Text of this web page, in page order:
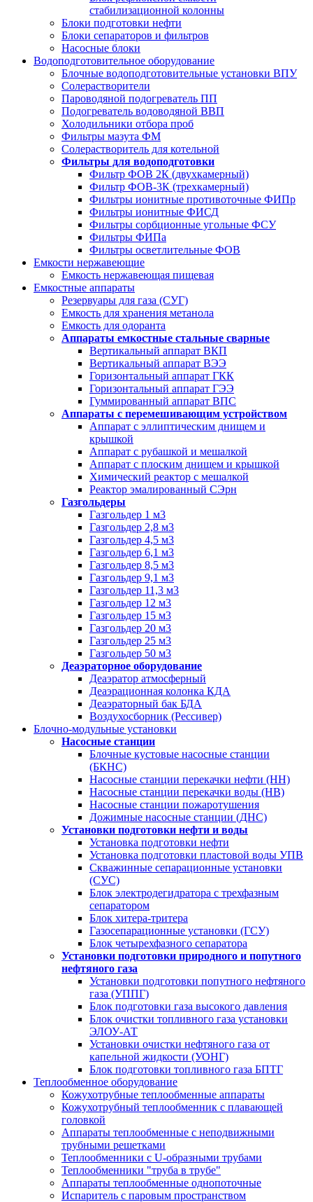
стабилизационной колонны
Блоки подготовки нефти
Блоки сепараторов и фильтров
Насосные блоки
Водоподготовительное оборудование
Блочные водоподготовительные установки ВПУ
Солерастворители
Пароводяной подогреватель ПП
Подогреватель водоводяной ВВП
Холодильники отбора проб
Фильтры мазута ФМ
Солерастворитель для котельной
Фильтры для водоподготовки
Фильтр ФОВ 2К (двухкамерный)
Фильтр ФОВ-3К (трехкамерный)
Фильтры ионитные противоточные ФИПр
Фильтры ионитные ФИСД
Фильтры сорбционные угольные ФСУ
Фильтры ФИПа
Фильтры осветлительные ФОВ
Емкости нержавеющие
Емкость нержавеющая пищевая
Емкостные аппараты
Резервуары для газа (СУГ)
Емкость для хранения метанола
Емкость для одоранта
Аппараты емкостные стальные сварные
Вертикальный аппарат ВКП
Вертикальный аппарат ВЭЭ
Горизонтальный аппарат ГКК
Горизонтальный аппарат ГЭЭ
Гуммированный аппарат ВПС
Аппараты с перемешивающим устройством
Аппарат с эллиптическим днищем и
крышкой
Аппарат с рубашкой и мешалкой
Аппарат с плоским днищем и крышкой
Химический реактор с мешалкой
Реактор эмалированный СЭрн
Газгольдеры
Газгольдер 1 м3
Газгольдер 2,8 м3
Газгольдер 4,5 м3
Газгольдер 6,1 м3
Газгольдер 8,5 м3
Газгольдер 9,1 м3
Газгольдер 11,3 м3
Газгольдер 12 м3
Газгольдер 15 м3
Газгольдер 20 м3
Газгольдер 25 м3
Газгольдер 50 м3
Деаэраторное оборудование
Деаэратор атмосферный
Деаэрационная колонка КДА
Деаэраторный бак БДА
Воздухосборник (Рессивер)
Блочно-модульные установки
Насосные станции
Блочные кустовые насосные станции
(БКНС)
Насосные станции перекачки нефти (НН)
Насосные станции перекачки воды (НВ)
Насосные станции пожаротушения
Дожимные насосные станции (ДНС)
Установки подготовки нефти и воды
Установка подготовки нефти
Установка подготовки пластовой воды УПВ
Скважинные сепарационные установки
(СУС)
Блок электродегидратора с трехфазным
сепаратором
Блок хитера-тритера
Газосепарационные установки (ГСУ)
Блок четырехфазного сепаратора
Установки подготовки природного и попутного
нефтяного газа
Установки подготовки попутного нефтяного
газа (УППГ)
Блок подготовки газа высокого давления
Блок очистки топливного газа установки
ЭЛОУ-АТ
Установки очистки нефтяного газа от
капельной жидкости (УОНГ)
Блок подготовки топливного газа БПТГ
Теплообменное оборудование
Кожухотрубные теплообменные аппараты
Кожухотрубный теплообменник с плавающей
головкой
Аппараты теплообменные с неподвижными
трубными решетками
Теплообменники с U-образными трубами
Теплообменники "труба в трубе"
Аппараты теплообменные однопоточные
Испаритель с паровым пространством